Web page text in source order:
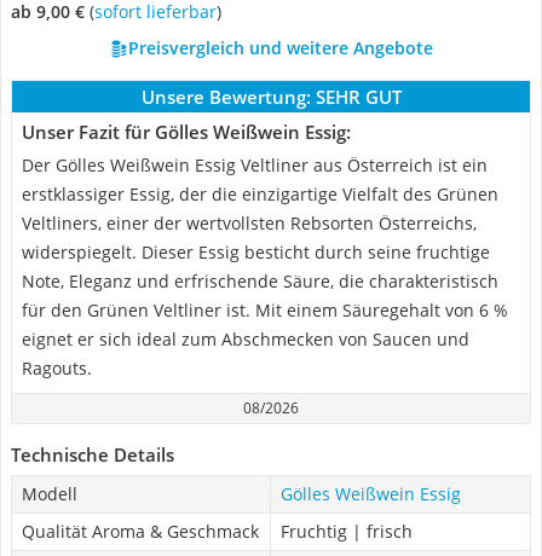
ab 9,00 € ( Sofort lieferbar)
Preisvergleich und weitere Angebote
Unsere Bewertung: SEHR GUT
Unser Fazit für Gölles Weißwein Essig:
Der Gölles Weißwein Essig Veltliner aus Österreich ist ein
erstklassiger Essig, der die einzigartige Vielfalt des Grünen
Veltliners, einer der wertvollsten Rebsorten Österreichs,
widerspiegelt. Dieser Essig besticht durch seine fruchtige
Note, Eleganz und erfrischende Säure, die charakteristisch
für den Grünen Veltliner ist. Mit einem Säuregehalt von 6 %
eignet er sich ideal zum Abschmecken von Saucen und
Ragouts.
08/2026
Technische Details
Modell
Gölles Weißwein Essig
Qualität Aroma & Geschmack
Fruchtig | frisch